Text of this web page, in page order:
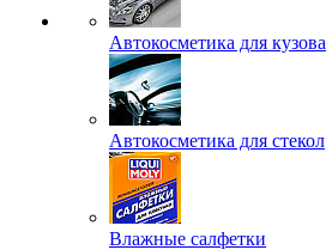
Автокосметика для кузова
Автокосметика для стекол
Влажные салфетки